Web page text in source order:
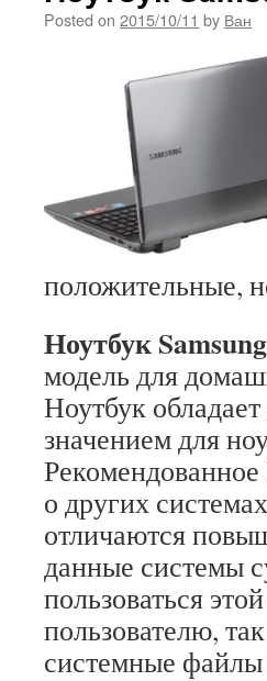
Posted on 2015/10/11 by Ван
положительные,
Ноутбук
модель для
Ноутбук
значением для
о других
отличаются
данные системы
пользоваться
пользователю,
системные